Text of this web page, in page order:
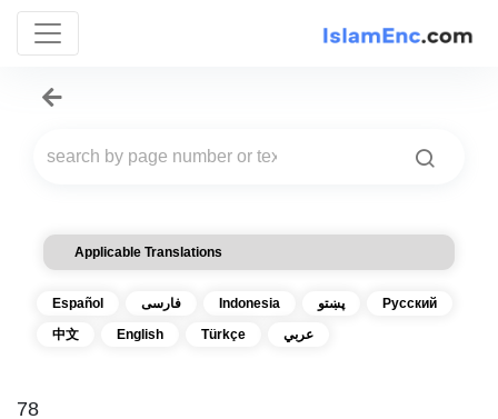
Applicable Translations
Español فارسی Indonesia پښتو
Русский
中文
English Türkçe عربي
78